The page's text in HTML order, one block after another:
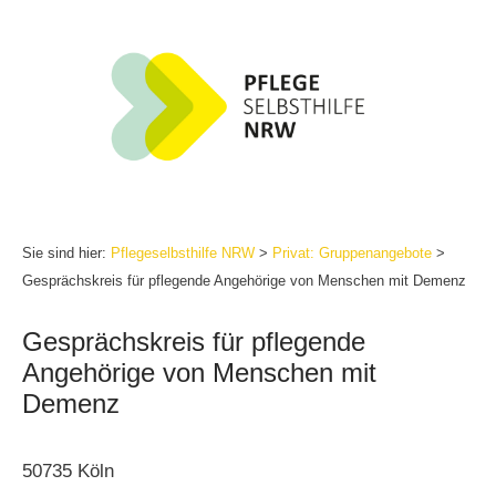
Sie sind hier: Pflegeselbsthilfe NRW > Privat: Gruppenangebote >
Gesprächskreis für pflegende Angehörige von Menschen mit Demenz
Gesprächskreis für pflegende
Angehörige von Menschen mit
Demenz
50735 Köln